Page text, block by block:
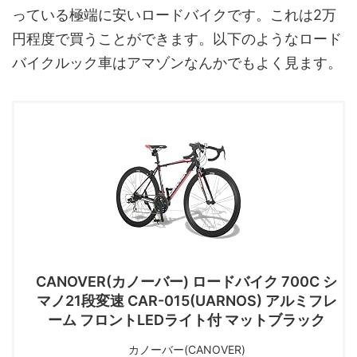
っている極端に安いロードバイクです。これは2万
円程度で買うことができます。以下のようなロード
バイクルック車はアマゾンなんかでもよく見ます。
CANOVER(カノーバー) ロードバイク 700C シ
マノ21段変速 CAR-015(UARNOS) アルミフレ
ーム フロントLEDライト付 マットブラック
カノーバー(CANOVER)